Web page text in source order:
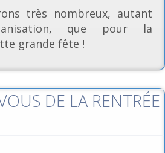
très nombreux, autant
que pour la
grande fête !
DE LA RENTRÉE